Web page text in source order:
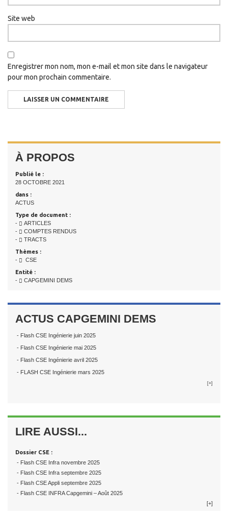
Site web
Enregistrer mon nom, mon e-mail et mon site dans le navigateur
pour mon prochain commentaire.
À PROPOS
Publié le :
28 OCTOBRE 2021
dans :
ACTUS
Type de document :
-
ARTICLES
-
COMPTES RENDUS
-
TRACTS
Thèmes :
-
CSE
Entité :
-
CAPGEMINI DEMS
ACTUS CAPGEMINI DEMS
- Flash CSE Ingénierie juin 2025
- Flash CSE Ingénierie mai 2025
- Flash CSE Ingénierie avril 2025
- FLASH CSE Ingénierie mars 2025
[+]
LIRE AUSSI...
Dossier CSE :
- Flash CSE Infra novembre 2025
- Flash CSE Infra septembre 2025
- Flash CSE Appli septembre 2025
- Flash CSE INFRA Capgemini – Août 2025
[+]